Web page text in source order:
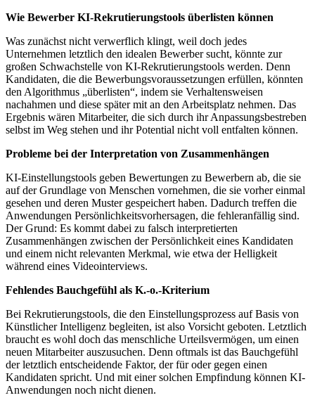
Wie Bewerber KI-Rekrutierungstools überlisten können
Was zunächst nicht verwerflich klingt, weil doch jedes
Unternehmen letztlich den idealen Bewerber sucht, könnte zur
großen Schwachstelle von KI-Rekrutierungstools werden. Denn
Kandidaten, die die Bewerbungsvoraussetzungen erfüllen, könnten
den Algorithmus „überlisten“, indem sie Verhaltensweisen
nachahmen und diese später mit an den Arbeitsplatz nehmen. Das
Ergebnis wären Mitarbeiter, die sich durch ihr Anpassungsbestreben
selbst im Weg stehen und ihr Potential nicht voll entfalten können.
Probleme bei der Interpretation von Zusammenhängen
KI-Einstellungstools geben Bewertungen zu Bewerbern ab, die sie
auf der Grundlage von Menschen vornehmen, die sie vorher einmal
gesehen und deren Muster gespeichert haben. Dadurch treffen die
Anwendungen Persönlichkeitsvorhersagen, die fehleranfällig sind.
Der Grund: Es kommt dabei zu falsch interpretierten
Zusammenhängen zwischen der Persönlichkeit eines Kandidaten
und einem nicht relevanten Merkmal, wie etwa der Helligkeit
während eines Videointerviews.
Fehlendes Bauchgefühl als K.-o.-Kriterium
Bei Rekrutierungstools, die den Einstellungsprozess auf Basis von
Künstlicher Intelligenz begleiten, ist also Vorsicht geboten. Letztlich
braucht es wohl doch das menschliche Urteilsvermögen, um einen
neuen Mitarbeiter auszusuchen. Denn oftmals ist das Bauchgefühl
der letztlich entscheidende Faktor, der für oder gegen einen
Kandidaten spricht. Und mit einer solchen Empfindung können KI-
Anwendungen noch nicht dienen.